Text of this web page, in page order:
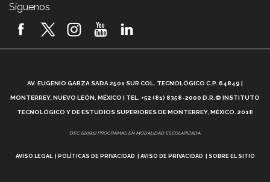
2026! (video)
¿Cómo es el Modelo Educativo Tec? (video)
Vida Tec: Feminismo e Inteligencia Artificial, Paola
Síguenos
AV. EUGENIO GARZA SADA 2501 SUR COL. TECNOLÓGICO C.P. 64849 |
MONTERREY, NUEVO LEÓN, MÉXICO | TEL. +52 (81) 8358-2000 D.R.© INSTITUTO
TECNOLÓGICO Y DE ESTUDIOS SUPERIORES DE MONTERREY, MÉXICO. 2018
*DEC-520912 PROGRAMAS EN MODALIDAD ESCOLARIZADA.
AVISO LEGAL POLÍTICAS DE PRIVACIDAD AVISO DE PRIVACIDAD SOBRE EL SITIO